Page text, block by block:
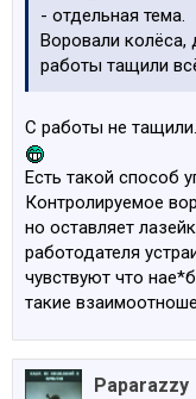
- отдельная тема.
Воровали колёса,
работы тащили
С работы не
Есть такой способ
Контролируемое
но оставляет
работодателя
чувствуют что
такие
Paparazzy